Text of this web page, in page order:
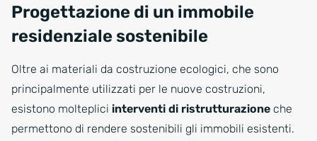
Progettazione di un immobile
residenziale sostenibile
Oltre ai materiali da costruzione ecologici, che sono
principalmente utilizzati per le nuove costruzioni,
esistono molteplici interventi di ristrutturazione che
permettono di rendere sostenibili gli immobili esistenti.